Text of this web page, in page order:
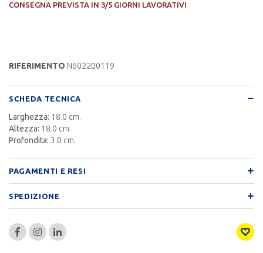
CONSEGNA PREVISTA IN 3/5 GIORNI LAVORATIVI
RIFERIMENTO N602200119
SCHEDA TECNICA
Larghezza: 18.0 cm.
Altezza: 18.0 cm.
Profondita: 3.0 cm.
PAGAMENTI E RESI
SPEDIZIONE